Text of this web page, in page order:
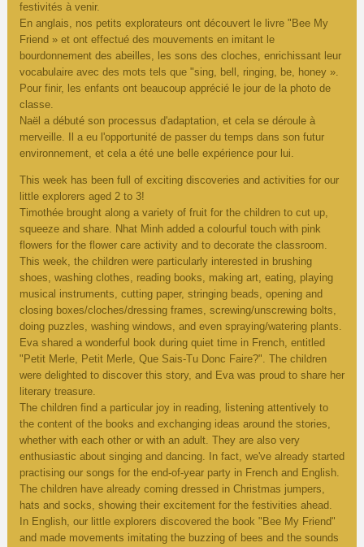
festivités à venir.
En anglais, nos petits explorateurs ont découvert le livre "Bee My
Friend » et ont effectué des mouvements en imitant le
bourdonnement des abeilles, les sons des cloches, enrichissant leur
vocabulaire avec des mots tels que "sing, bell, ringing, be, honey ».
Pour finir, les enfants ont beaucoup apprécié le jour de la photo de
classe.
Naël a débuté son processus d'adaptation, et cela se déroule à
merveille. Il a eu l'opportunité de passer du temps dans son futur
environnement, et cela a été une belle expérience pour lui.
This week has been full of exciting discoveries and activities for our
little explorers aged 2 to 3!
Timothée brought along a variety of fruit for the children to cut up,
squeeze and share. Nhat Minh added a colourful touch with pink
flowers for the flower care activity and to decorate the classroom.
This week, the children were particularly interested in brushing
shoes, washing clothes, reading books, making art, eating, playing
musical instruments, cutting paper, stringing beads, opening and
closing boxes/cloches/dressing frames, screwing/unscrewing bolts,
doing puzzles, washing windows, and even spraying/watering plants.
Eva shared a wonderful book during quiet time in French, entitled
"Petit Merle, Petit Merle, Que Sais-Tu Donc Faire?". The children
were delighted to discover this story, and Eva was proud to share her
literary treasure.
The children find a particular joy in reading, listening attentively to
the content of the books and exchanging ideas around the stories,
whether with each other or with an adult. They are also very
enthusiastic about singing and dancing. In fact, we've already started
practising our songs for the end-of-year party in French and English.
The children have already coming dressed in Christmas jumpers,
hats and socks, showing their excitement for the festivities ahead.
In English, our little explorers discovered the book "Bee My Friend"
and made movements imitating the buzzing of bees and the sounds